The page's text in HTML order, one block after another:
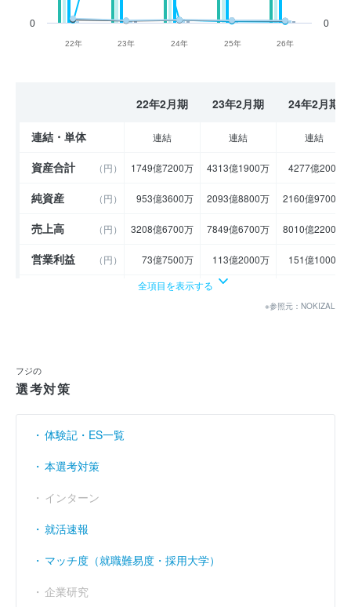
22年 23年 24年 25年 26年
0 0
22年2月期 23年2月期 24年2月期
連結・単体 連結 連結 連結
資産合計 （円） 1749億7200万 4313億1900万 4277億200万
純資産 （円） 953億3600万 2093億8800万 2160億9700万
売上高 （円） 3208億6700万 7849億6700万 8010億2200万
営業利益 （円） 73億7500万 113億2000万 151億1000万
99億4500万
売上伸び率
営業利益率 （％） 2.3 1.44 1.89
経常利益率 （％）
全項目を表示する
※参照元：NOKIZAL
フジの
選考対策
体験記・ES一覧
本選考対策
インターン
就活速報
マッチ度（就職難易度・採用大学）
企業研究